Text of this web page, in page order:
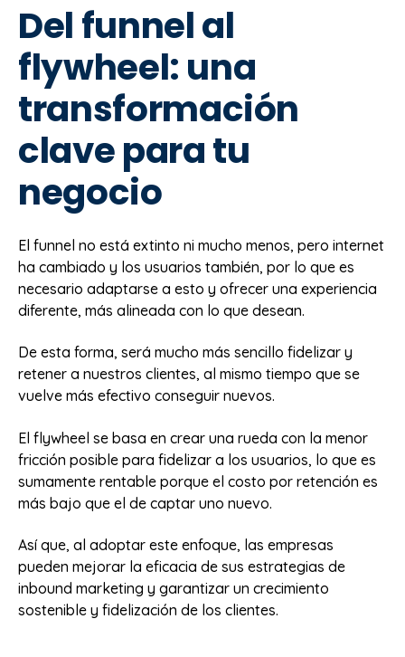
Del funnel al
flywheel: una
transformación
clave para tu
negocio
El funnel no está extinto ni mucho menos, pero internet
ha cambiado y los usuarios también, por lo que es
necesario adaptarse a esto y ofrecer una experiencia
diferente, más alineada con lo que desean.
De esta forma, será mucho más sencillo fidelizar y
retener a nuestros clientes, al mismo tiempo que se
vuelve más efectivo conseguir nuevos.
El flywheel se basa en crear una rueda con la menor
fricción posible para fidelizar a los usuarios, lo que es
sumamente rentable porque el costo por retención es
más bajo que el de captar uno nuevo.
Así que, al adoptar este enfoque, las empresas
pueden mejorar la eficacia de sus estrategias de
inbound marketing y garantizar un crecimiento
sostenible y fidelización de los clientes.